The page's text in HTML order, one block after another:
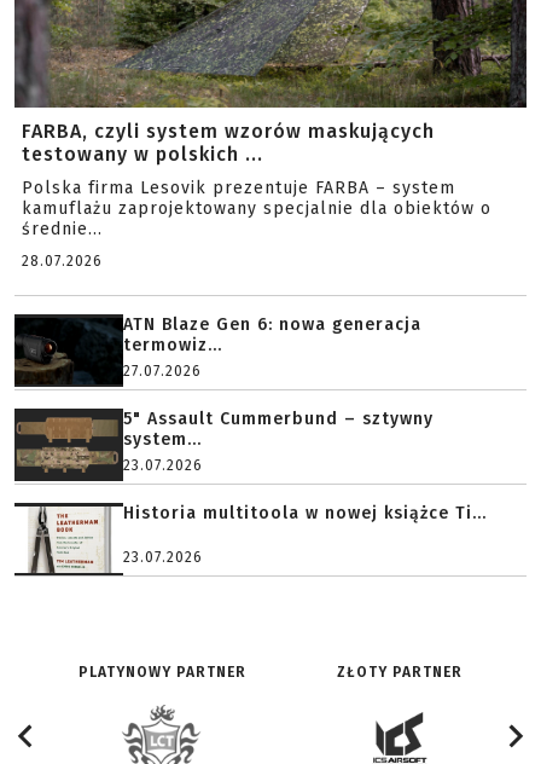
FARBA, czyli system wzorów maskujących
testowany w polskich ...
Polska firma Lesovik prezentuje FARBA – system
kamuflażu zaprojektowany specjalnie dla obiektów o
średnie...
28.07.2026
ATN Blaze Gen 6: nowa generacja
termowiz...
27.07.2026
5" Assault Cummerbund – sztywny
system...
23.07.2026
Historia multitoola w nowej książce Ti...
23.07.2026
PLATYNOWY PARTNER ZŁOTY PARTNER